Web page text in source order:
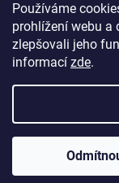
Používáme
prohlížení webu a
zlepšovali jeho
informací zde.
Copyright